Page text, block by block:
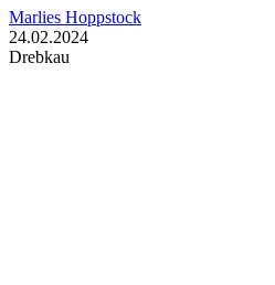
Marlies Hoppstock
24.02.2024
Drebkau